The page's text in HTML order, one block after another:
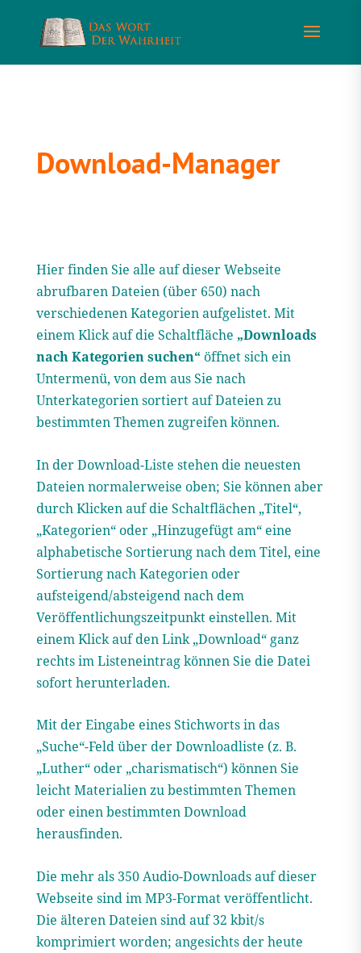
Download-Manager
Hier finden Sie alle auf dieser Webseite
abrufbaren Dateien (über 650) nach
verschiedenen Kategorien aufgelistet. Mit
einem Klick auf die Schaltfläche „Downloads
nach Kategorien suchen“ öffnet sich ein
Untermenü, von dem aus Sie nach
Unterkategorien sortiert auf Dateien zu
bestimmten Themen zugreifen können.
In der Download-Liste stehen die neuesten
Dateien normalerweise oben; Sie können aber
durch Klicken auf die Schaltflächen „Titel“,
„Kategorien“ oder „Hinzugefügt am“ eine
alphabetische Sortierung nach dem Titel, eine
Sortierung nach Kategorien oder
aufsteigend/absteigend nach dem
Veröffentlichungszeitpunkt einstellen. Mit
einem Klick auf den Link „Download“ ganz
rechts im Listeneintrag können Sie die Datei
sofort herunterladen.
Mit der Eingabe eines Stichworts in das
„Suche“-Feld über der Downloadliste (z. B.
„Luther“ oder „charismatisch“) können Sie
leicht Materialien zu bestimmten Themen
oder einen bestimmten Download
herausfinden.
Die mehr als 350 Audio-Downloads auf dieser
Webseite sind im MP3-Format veröffentlicht.
Die älteren Dateien sind auf 32 kbit/s
komprimiert worden; angesichts der heute